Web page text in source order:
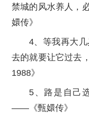
禁城的风水养人，
嬛传》
4、等我再大
去的就要让它过去
1988》
5、路是自己
——《甄嬛传》